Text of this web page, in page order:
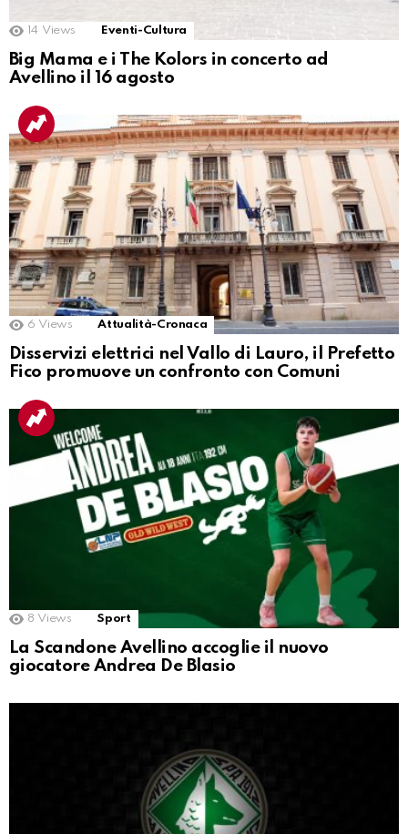
14 Views Eventi-Cultura
Big Mama e i The Kolors in concerto ad
Avellino il 16 agosto
6 Views Attualità-Cronaca
Disservizi elettrici nel Vallo di Lauro, il Prefetto
Fico promuove un confronto con Comuni
8 Views Sport
La Scandone Avellino accoglie il nuovo
giocatore Andrea De Blasio